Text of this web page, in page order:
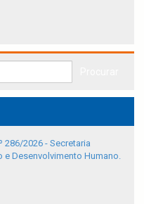
286/2026 - Secretaria
e Desenvolvimento Humano.